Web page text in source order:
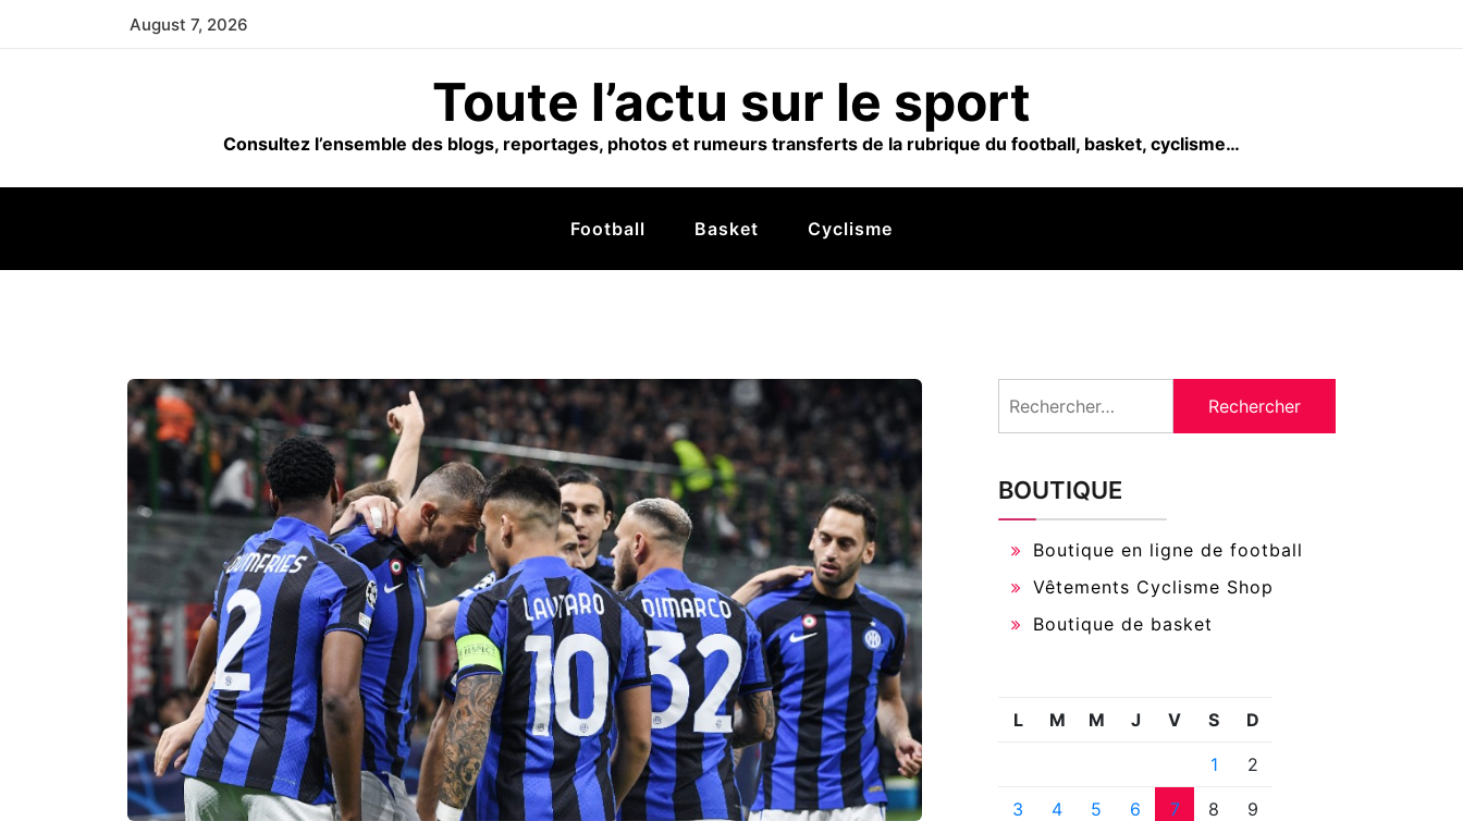
August 7, 2026
Toute l’actu sur le sport
Consultez l’ensemble des blogs, reportages, photos et rumeurs transferts de la rubrique du football, basket, cyclisme…
Football Basket Cyclisme
BOUTIQUE
Boutique en ligne de football
Vêtements Cyclisme Shop
Boutique de basket
L M M J V S D
1 2
3 4 5 6 7 8 9